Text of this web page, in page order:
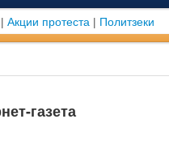
| Акции протеста | Политзеки
газета